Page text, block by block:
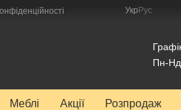
Укр Рус
Пн-
Меблі Акції Розпродаж